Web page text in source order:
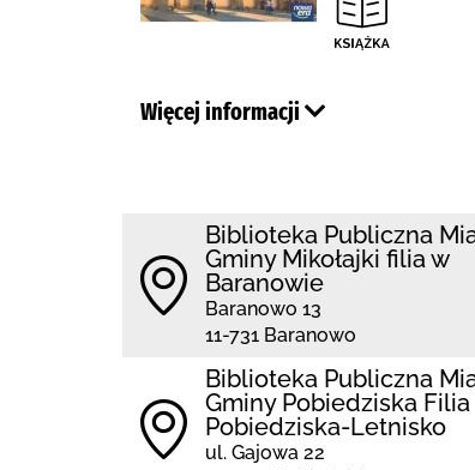
Więcej informacji
Biblioteka Publiczna
Gminy Mikołajki filia w
Baranowie
Baranowo 13
11-731 Baranowo
Biblioteka Publiczna
Gminy Pobiedziska Filia
Pobiedziska-Letnisko
ul. Gajowa 22